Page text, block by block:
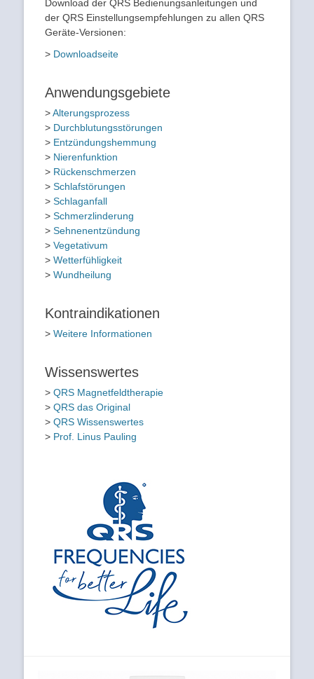
Download der QRS Bedienungsanleitungen und
der QRS Einstellungsempfehlungen zu allen QRS
Geräte-Versionen:
> Downloadseite
Anwendungsgebiete
>Alterungsprozess
> Durchblutungsstörungen
> Entzündungshemmung
> Nierenfunktion
> Rückenschmerzen
> Schlafstörungen
> Schlaganfall
> Schmerzlinderung
> Sehnenentzündung
> Vegetativum
> Wetterfühligkeit
> Wundheilung
Kontraindikationen
> Weitere Informationen
Wissenswertes
> QRS Magnetfeldtherapie
> QRS das Original
> QRS Wissenswertes
> Prof. Linus Pauling